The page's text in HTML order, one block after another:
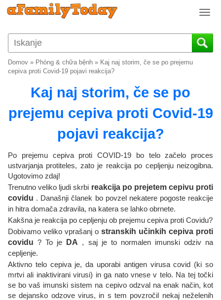
T
g
g
i
i
o
Domov » Phòng & chữa bệnh » Kaj naj storim, če se po prejemu
cepiva proti Covid-19 pojavi reakcija?
Kaj naj storim, če se po
prejemu cepiva proti Covid-19
pojavi reakcija?
Po prejemu cepiva proti COVID-19 bo telo začelo proces
ustvarjanja protiteles, zato je reakcija po cepljenju neizogibna.
Ugotovimo zdaj!
Trenutno veliko ljudi skrbi reakcija po prejetem cepivu proti
covidu . Današnji članek bo povzel nekatere pogoste reakcije
in hitra domača zdravila, na katera se lahko obrnete.
Kakšna je reakcija po cepljenju ob prejemu cepiva proti Covidu?
Dobivamo veliko vprašanj o stranskih učinkih cepiva proti
covidu ? To je DA , saj je to normalen imunski odziv na
cepljenje.
Aktivno telo cepiva je, da uporabi antigen virusa covid (ki so
mrtvi ali inaktivirani virusi) in ga nato vnese v telo. Na tej točki
se bo vaš imunski sistem na cepivo odzval na enak način, kot
se dejansko odzove virus, in s tem povzročil nekaj neželenih